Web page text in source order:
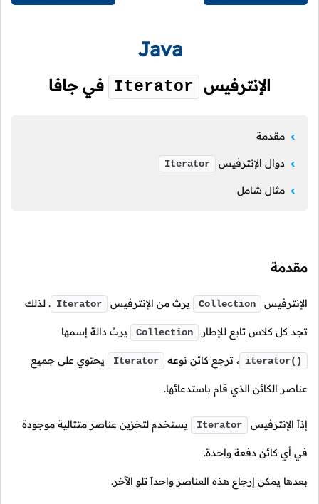
Java
الإنترفيس Iterator في جافا
مقدمة
دوال الإنترفيس Iterator
مثال شامل
مقدمة
الإنترفيس Collection يرث من الإنترفيس Iterator
. لذلك
تجد كل كلاس تابع للإطار Collection يرث دالة إسمها
iterator() ، ترجع كائن نوعه Iterator يحتوي على جميع
عناصر الكائن الذي قام باستدعائها.
إذاً الإنترفيس Iterator يستخدم لتخزين عناصر متتالية موجودة
في أي كائن دفعة واحدة.
بعدها يمكن إرجاع هذه العناصر واحداً تلو الآخر.